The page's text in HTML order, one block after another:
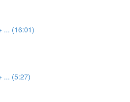
... (16:01)
... (5:27)